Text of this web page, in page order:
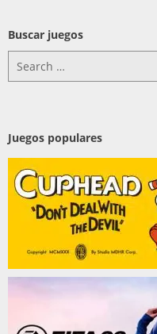
Buscar juegos
for:
Juegos populares